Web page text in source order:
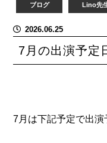
ブログ Lino先
2026.06.25
7月の出演予定
7月は下記予定で出演